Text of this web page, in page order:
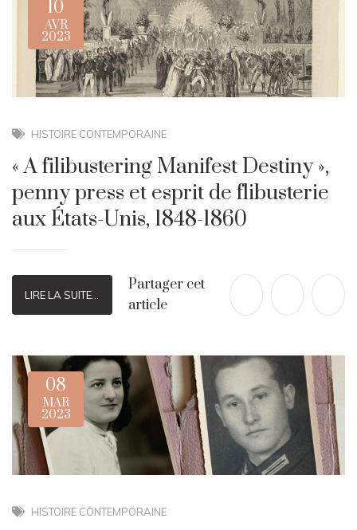
10
AVR
2023
HISTOIRE CONTEMPORAINE
« A filibustering Manifest Destiny »,
penny press et esprit de flibusterie
aux États-Unis, 1848-1860
LIRE LA SUITE...
Partager cet
article
08
MAR
2023
HISTOIRE CONTEMPORAINE